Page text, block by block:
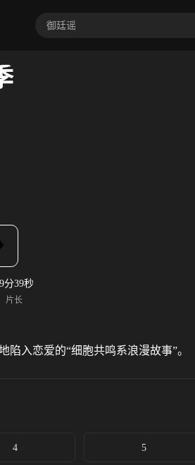
分39秒
片长
入恋爱的“细胞共鸣系浪漫故事”。
4 5